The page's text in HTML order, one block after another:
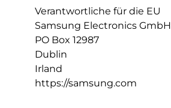
Verantwortliche für die EU
Samsung Electronics GmbH
PO Box 12987
Dublin
Irland
https://samsung.com